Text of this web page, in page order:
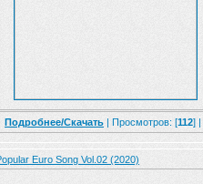
Подробнее/Скачать | Просмотров: [112] |
Euro Song Vol.02 (2020)